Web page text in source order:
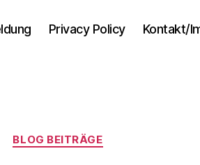
Privacy Policy Kontakt/
Kategorien
BLOG BEITRÄGE